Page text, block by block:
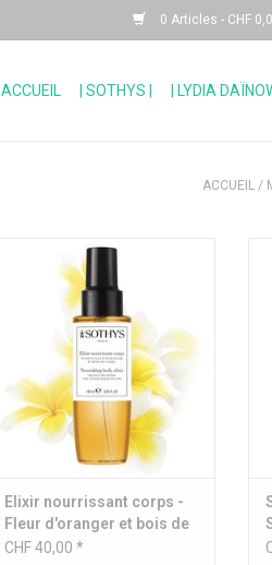
0 Articles - CHF
ACCUEIL | SOTHYS | | LYDIA
ACCUEIL /
Elixir nourrissant corps - Fleur
d’oranger et bois de cèdre
Contenu: 100 ml
AJOUTER AU PANIER
Elixir nourrissant corps -
Fleur d'oranger et bois de
cèdre
CHF 40,00 *